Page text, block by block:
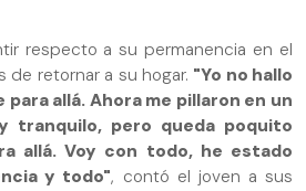
respecto a su permanencia en el
de retornar a su hogar. "Yo no hallo
para allá. Ahora me pillaron en un
tranquilo, pero queda poquito
allá. Voy con todo, he estado
y todo", contó el joven a sus